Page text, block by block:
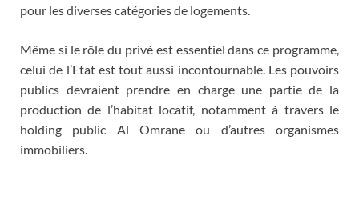
pour les diverses catégories de logements.
Même si le rôle du privé est essentiel dans ce programme,
celui de l’Etat est tout aussi incontournable. Les pouvoirs
publics devraient prendre en charge une partie de la
production de l’habitat locatif, notamment à travers le
holding public Al Omrane ou d’autres organismes
immobiliers.